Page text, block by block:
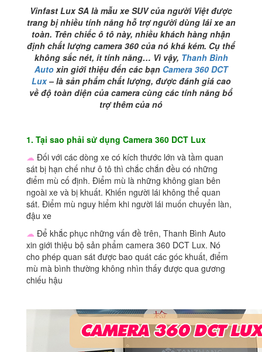
Vinfast Lux SA là mẫu xe SUV của người Việt được
trang bị nhiều tính năng hỗ trợ người dùng lái xe an
toàn. Trên chiếc ô tô này, nhiều khách hàng nhận
định chất lượng camera 360 của nó khá kém. Cụ thể
không sắc nét, ít tính năng… Vì vậy, Thanh Bình
Autoxin giới thiệu đến các bạn Camera 360 DCT
Lux– là sản phẩm chất lượng, được đánh giá cao
về độ toàn diện của camera cùng các tính năng bổ
trợ thêm của nó
1. Tại sao phải sử dụng Camera 360 DCT Lux
☁ Đối với các dòng xe có kích thước lớn và tầm quan
sát bị hạn chế như ô tô thì chắc chắn đều có những
điểm mù cố định. Điểm mù là những không gian bên
ngoài xe và bị khuất. Khiến người lái không thể quan
sát. Điểm mù nguy hiểm khi người lái muốn chuyển làn,
đậu xe
☁ Để khắc phục những vấn đề trên, Thanh Bình Auto
xin giới thiệu bộ sản phẩm camera 360 DCT Lux. Nó
cho phép quan sát được bao quát các góc khuất, điểm
mù mà bình thường không nhìn thấy được qua gương
chiếu hậu